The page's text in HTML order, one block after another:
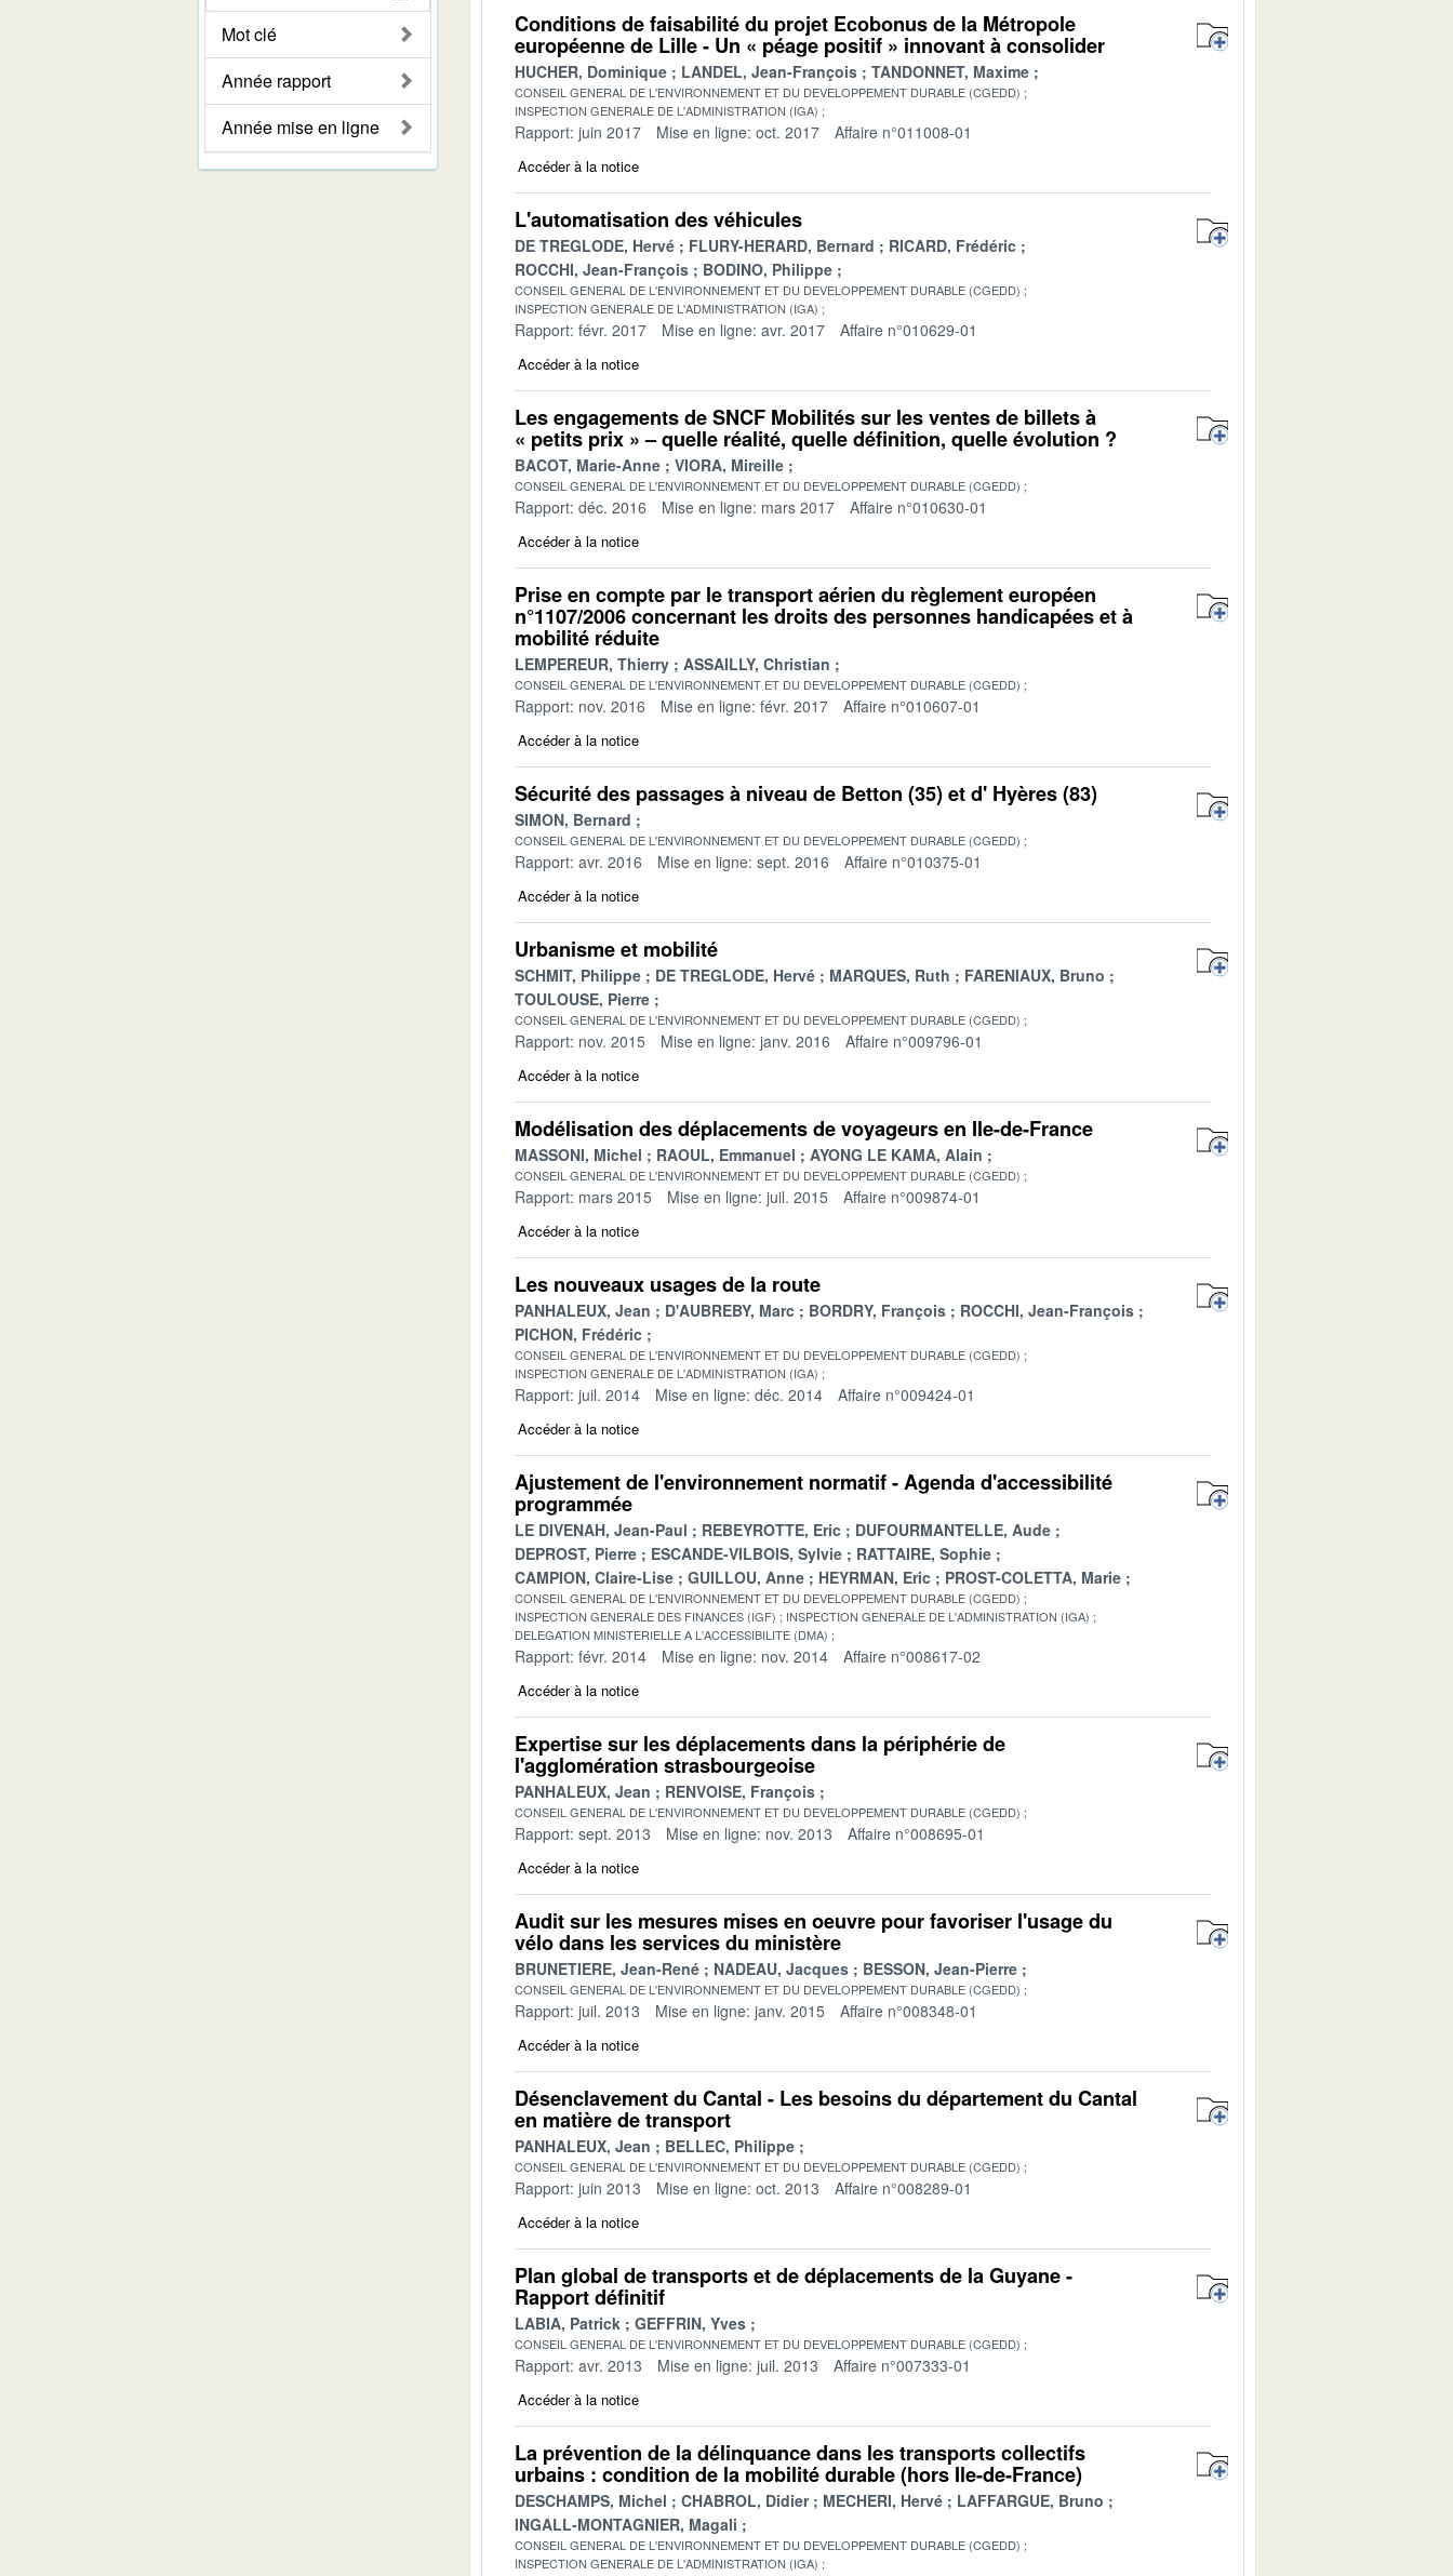
Mot clé
Année rapport
Année mise en ligne
Conditions de faisabilité du projet Ecobonus de la Métropole
européenne de Lille - Un « péage positif » innovant à consolider
HUCHER, Dominique LANDEL, Jean-François TANDONNET, Maxime
CONSEIL GENERAL DE L'ENVIRONNEMENT ET DU DEVELOPPEMENT DURABLE (CGEDD)
INSPECTION GENERALE DE L'ADMINISTRATION (IGA)
Rapport: juin 2017 Mise en ligne: oct. 2017 Affaire n°011008-01
Accéder à la notice
L'automatisation des véhicules
DE TREGLODE, Hervé FLURY-HERARD, Bernard
RICARD, Frédéric
ROCCHI, Jean-François
BODINO, Philippe
CONSEIL GENERAL DE L'ENVIRONNEMENT ET DU DEVELOPPEMENT DURABLE (CGEDD)
INSPECTION GENERALE DE L'ADMINISTRATION (IGA)
Rapport: févr. 2017 Mise en ligne: avr. 2017 Affaire n°010629-01
Accéder à la notice
Les engagements de SNCF Mobilités sur les ventes de billets à
« petits prix » – quelle réalité, quelle définition, quelle évolution ?
BACOT, Marie-Anne VIORA, Mireille
CONSEIL GENERAL DE L'ENVIRONNEMENT ET DU DEVELOPPEMENT DURABLE (CGEDD)
Rapport: déc. 2016 Mise en ligne: mars 2017 Affaire n°010630-01
Accéder à la notice
Prise en compte par le transport aérien du règlement européen
n°1107/2006 concernant les droits des personnes handicapées et à
mobilité réduite
LEMPEREUR, Thierry ASSAILLY, Christian
CONSEIL GENERAL DE L'ENVIRONNEMENT ET DU DEVELOPPEMENT DURABLE (CGEDD)
Rapport: nov. 2016 Mise en ligne: févr. 2017 Affaire n°010607-01
Accéder à la notice
Sécurité des passages à niveau de Betton (35) et d' Hyères (83)
SIMON, Bernard
CONSEIL GENERAL DE L'ENVIRONNEMENT ET DU DEVELOPPEMENT DURABLE (CGEDD)
Rapport: avr. 2016 Mise en ligne: sept. 2016 Affaire n°010375-01
Accéder à la notice
Urbanisme et mobilité
SCHMIT, Philippe DE TREGLODE, Hervé MARQUES, Ruth
FARENIAUX, Bruno
TOULOUSE, Pierre
CONSEIL GENERAL DE L'ENVIRONNEMENT ET DU DEVELOPPEMENT DURABLE (CGEDD)
Rapport: nov. 2015 Mise en ligne: janv. 2016 Affaire n°009796-01
Accéder à la notice
Modélisation des déplacements de voyageurs en Ile-de-France
MASSONI, Michel RAOUL, Emmanuel AYONG LE KAMA, Alain
CONSEIL GENERAL DE L'ENVIRONNEMENT ET DU DEVELOPPEMENT DURABLE (CGEDD)
Rapport: mars 2015 Mise en ligne: juil. 2015 Affaire n°009874-01
Accéder à la notice
Les nouveaux usages de la route
PANHALEUX, Jean D'AUBREBY, Marc BORDRY, François
ROCCHI, Jean-François
PICHON, Frédéric
CONSEIL GENERAL DE L'ENVIRONNEMENT ET DU DEVELOPPEMENT DURABLE (CGEDD)
INSPECTION GENERALE DE L'ADMINISTRATION (IGA)
Rapport: juil. 2014 Mise en ligne: déc. 2014 Affaire n°009424-01
Accéder à la notice
Ajustement de l'environnement normatif - Agenda d'accessibilité
programmée
LE DIVENAH, Jean-Paul REBEYROTTE, Eric
DUFOURMANTELLE, Aude
DEPROST, Pierre
ESCANDE-VILBOIS, Sylvie
RATTAIRE, Sophie
CAMPION, Claire-Lise
GUILLOU, Anne HEYRMAN, Eric PROST-COLETTA, Marie
CONSEIL GENERAL DE L'ENVIRONNEMENT ET DU DEVELOPPEMENT DURABLE (CGEDD)
INSPECTION GENERALE DES FINANCES (IGF)
INSPECTION GENERALE DE L'ADMINISTRATION (IGA)
DELEGATION MINISTERIELLE A L'ACCESSIBILITE (DMA)
Rapport: févr. 2014 Mise en ligne: nov. 2014 Affaire n°008617-02
Accéder à la notice
Expertise sur les déplacements dans la périphérie de
l'agglomération strasbourgeoise
PANHALEUX, Jean RENVOISE, François
CONSEIL GENERAL DE L'ENVIRONNEMENT ET DU DEVELOPPEMENT DURABLE (CGEDD)
Rapport: sept. 2013 Mise en ligne: nov. 2013 Affaire n°008695-01
Accéder à la notice
Audit sur les mesures mises en oeuvre pour favoriser l'usage du
vélo dans les services du ministère
BRUNETIERE, Jean-René NADEAU, Jacques BESSON, Jean-Pierre
CONSEIL GENERAL DE L'ENVIRONNEMENT ET DU DEVELOPPEMENT DURABLE (CGEDD)
Rapport: juil. 2013 Mise en ligne: janv. 2015 Affaire n°008348-01
Accéder à la notice
Désenclavement du Cantal - Les besoins du département du Cantal
en matière de transport
PANHALEUX, Jean BELLEC, Philippe
CONSEIL GENERAL DE L'ENVIRONNEMENT ET DU DEVELOPPEMENT DURABLE (CGEDD)
Rapport: juin 2013 Mise en ligne: oct. 2013 Affaire n°008289-01
Accéder à la notice
Plan global de transports et de déplacements de la Guyane -
Rapport définitif
LABIA, Patrick GEFFRIN, Yves
CONSEIL GENERAL DE L'ENVIRONNEMENT ET DU DEVELOPPEMENT DURABLE (CGEDD)
Rapport: avr. 2013 Mise en ligne: juil. 2013 Affaire n°007333-01
Accéder à la notice
La prévention de la délinquance dans les transports collectifs
urbains : condition de la mobilité durable (hors Ile-de-France)
DESCHAMPS, Michel CHABROL, Didier MECHERI, Hervé
LAFFARGUE, Bruno
INGALL-MONTAGNIER, Magali
CONSEIL GENERAL DE L'ENVIRONNEMENT ET DU DEVELOPPEMENT DURABLE (CGEDD)
INSPECTION GENERALE DE L'ADMINISTRATION (IGA)